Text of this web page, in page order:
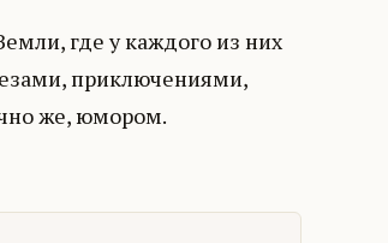
где у каждого из них
приключениями,
же, юмором.